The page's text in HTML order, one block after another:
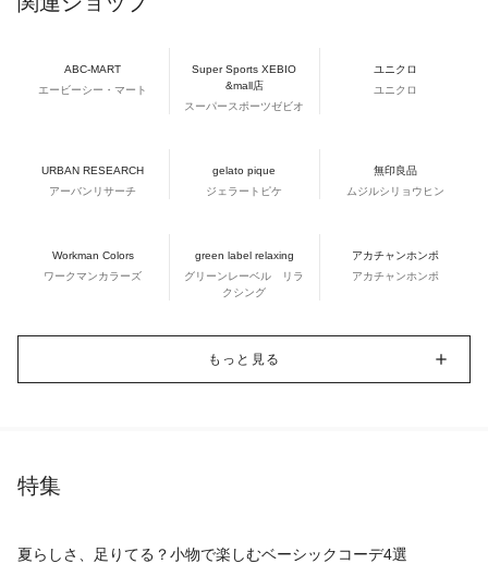
ABC-MART
エービーシー・マート
Super Sports XEBIO
&mall店
スーパースポーツゼビオ
ユニクロ
ユニクロ
URBAN RESEARCH
アーバンリサーチ
gelato pique
ジェラートピケ
無印良品
ムジルシリョウヒン
Workman Colors
ワークマンカラーズ
green label relaxing
グリーンレーベル リラ
クシング
アカチャンホンポ
アカチャンホンポ
もっと見る
特集
夏らしさ、足りてる？小物で楽しむベーシックコーデ4選